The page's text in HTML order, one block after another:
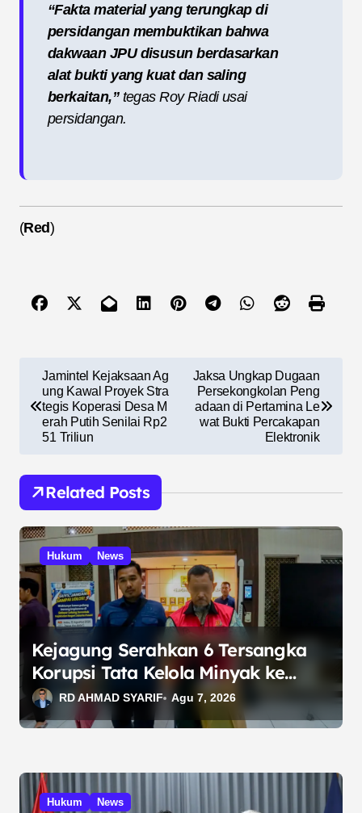
“Fakta material yang terungkap di
persidangan membuktikan bahwa
dakwaan JPU disusun berdasarkan
alat bukti yang kuat dan saling
berkaitan,”tegas Roy Riadi usai
persidangan.
(Red)
g
a
s
p
o
s
Jamintel Kejaksaan Ag
ung Kawal Proyek Stra
tegis Koperasi Desa M
erah Putih Senilai Rp2
51 Triliun
Jaksa Ungkap Dugaan
Persekongkolan Peng
adaan di Pertamina Le
wat Bukti Percakapan
Elektronik
Related Posts
Hukum News
Kejagung Serahkan 6 Tersangka
Korupsi Tata Kelola Minyak ke
Penuntut Umum
RD AHMAD SYARIF Agu 7, 2026
Hukum News